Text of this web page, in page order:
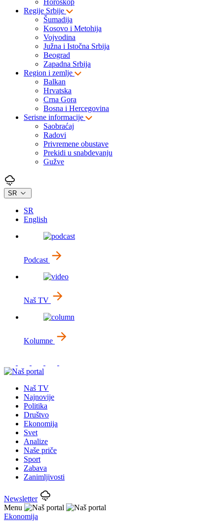
Regije Srbije
Šumadija
Kosovo i Metohija
Vojvodina
Južna i Istočna Srbija
Beograd
Zapadna Srbija
Region i zemlje
Balkan
Hrvatska
Crna Gora
Bosna i Hercegovina
Serisne informacije
Saobraćaj
Radovi
Privremene obustave
Prekidi u snabdevanju
Gužve
SR
SR
English
Podcast
Naš TV
Kolumne
Naš TV
Najnovije
Politika
Društvo
Ekonomija
Svet
Analize
Naše priče
Sport
Zabava
Zanimljivosti
Newsletter
Menu
Ekonomija